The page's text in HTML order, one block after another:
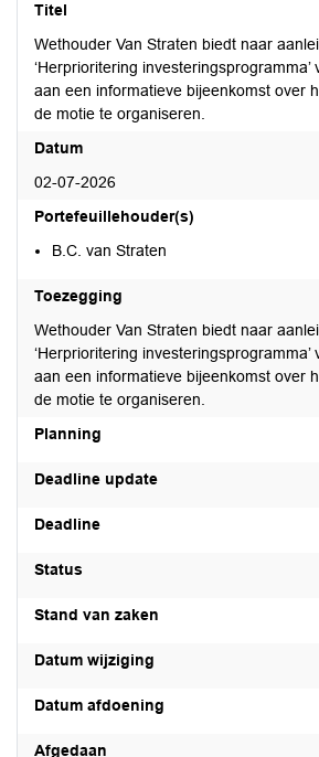
Titel
Wethouder Van Straten biedt naar
‘Herprioritering investeringsprogramma’
aan een informatieve bijeenkomst over
de motie te organiseren.
Datum
02-07-2026
Portefeuillehouder(s)
B.C. van Straten
Toezegging
Wethouder Van Straten biedt naar
‘Herprioritering investeringsprogramma’
aan een informatieve bijeenkomst over
de motie te organiseren.
Planning
Deadline update
Deadline
Status
Stand van zaken
Datum wijziging
Datum afdoening
Afgedaan